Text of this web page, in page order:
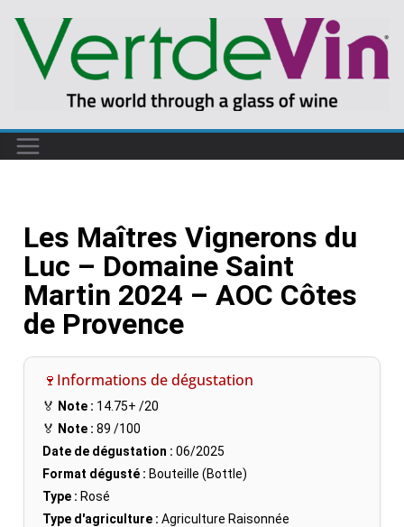
Les Maîtres Vignerons du
Luc – Domaine Saint
Martin 2024 – AOC Côtes
de Provence
🍷Informations de dégustation
🏅 Note : 14.75+ /20
🏅 Note : 89 /100
Date de dégustation : 06/2025
Format dégusté : Bouteille (Bottle)
Type : Rosé
Type d'agriculture : Agriculture Raisonnée